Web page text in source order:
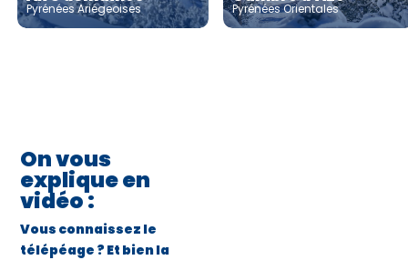
Pyrénées Ariégeoises Pyrénées Orientales
On vous
explique en
vidéo :
Vous connaissez le
télépéage ? Et bien la